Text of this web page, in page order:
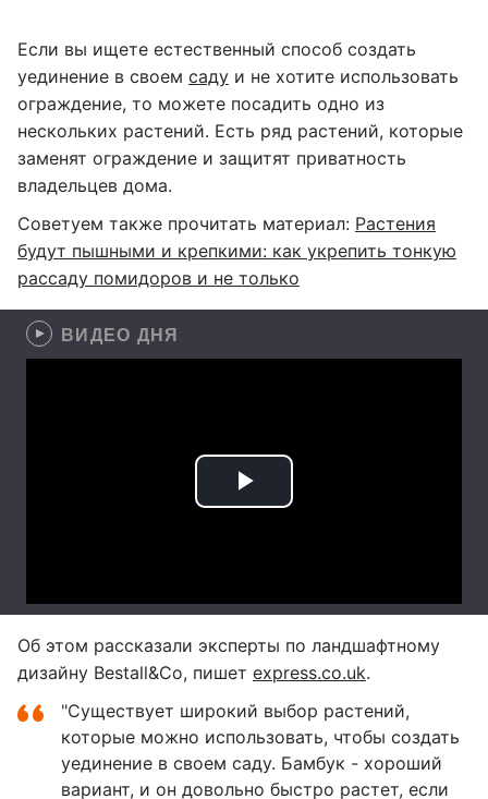
Если вы ищете естественный способ создать
уединение в своем саду и не хотите использовать
ограждение, то можете посадить одно из
нескольких растений. Есть ряд растений, которые
заменят ограждение и защитят приватность
владельцев дома.
Советуем также прочитать материал: Растения
будут пышными и крепкими: как укрепить тонкую
рассаду помидоров и не только
ВИДЕО ДНЯ
Об этом рассказали эксперты по ландшафтному
дизайну Bestall&Co, пишет express.co.uk.
"Существует широкий выбор растений,
которые можно использовать, чтобы создать
уединение в своем саду. Бамбук - хороший
вариант, и он довольно быстро растет, если